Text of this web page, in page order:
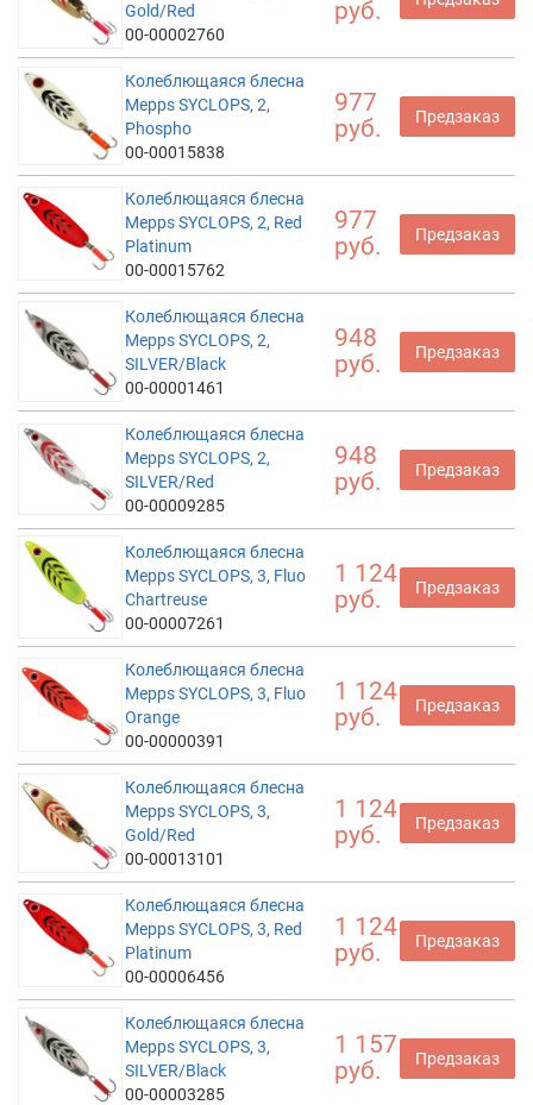
Gold/Red
00-00002760
руб.
Колеблющаяся блесна
Mepps SYCLOPS, 2,
Phospho
00-00015838
977
руб.
Предзаказ
Колеблющаяся блесна
Mepps SYCLOPS, 2, Red
Platinum
00-00015762
977
руб.
Предзаказ
Колеблющаяся блесна
Mepps SYCLOPS, 2,
SILVER/Black
00-00001461
948
руб.
Предзаказ
Колеблющаяся блесна
Mepps SYCLOPS, 2,
SILVER/Red
00-00009285
948
руб.
Предзаказ
Колеблющаяся блесна
Mepps SYCLOPS, 3, Fluo
Chartreuse
00-00007261
1 124
руб.
Предзаказ
Колеблющаяся блесна
Mepps SYCLOPS, 3, Fluo
Orange
00-00000391
1 124
руб.
Предзаказ
Колеблющаяся блесна
Mepps SYCLOPS, 3,
Gold/Red
00-00013101
1 124
руб.
Предзаказ
Колеблющаяся блесна
Mepps SYCLOPS, 3, Red
Platinum
00-00006456
1 124
руб.
Предзаказ
Колеблющаяся блесна
Mepps SYCLOPS, 3,
SILVER/Black
00-00003285
1 157
руб.
Предзаказ